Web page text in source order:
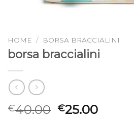
HOME / BORSA BRACCIALINI
borsa braccialini
€40.00 €25.00